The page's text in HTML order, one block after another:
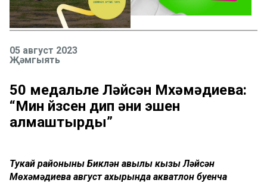
05 август 2023
Җәмгыять
50 медальле Ләйсән Мөхәмәдиева:
“Мин йөзсен дип әни эшен
алмаштырды”
Тукай районының Биклән авылы кызы Ләйсән
Мөхәмәдиева август ахырында акватлон буенча